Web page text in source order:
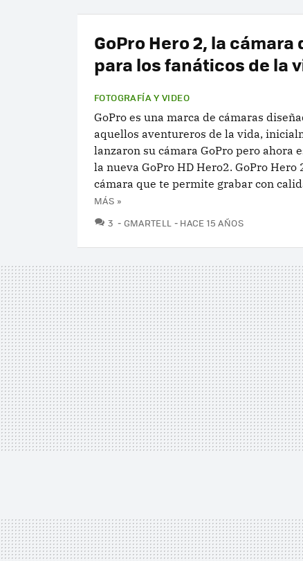
GoPro Hero 2, la
para los fanáticos de la
FOTOGRAFÍA Y VIDEO
GoPro es una marca de cámaras
aquellos aventureros de la vida,
lanzaron su cámara GoPro pero ahora
la nueva GoPro HD Hero2. GoPro Hero
cámara que te permite grabar con
MÁS »
3 COMENTARIOS
GMARTELL HACE 15 AÑOS